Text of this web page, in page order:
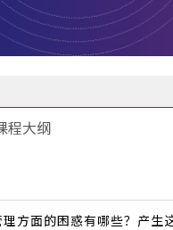
程大纲
方面的困惑有哪些？产